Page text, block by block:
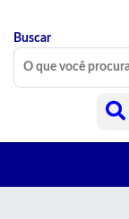
Buscar